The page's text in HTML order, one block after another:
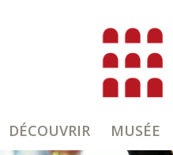
DÉCOUVRIR MUSÉE